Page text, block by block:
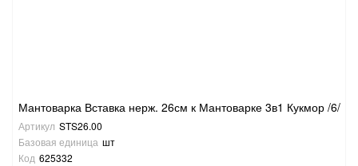
Мантоварка Вставка нерж. 26см к Мантоварке 3в1 Кукмор /6/
Артикул STS26.00
Базовая единица шт
Код 625332